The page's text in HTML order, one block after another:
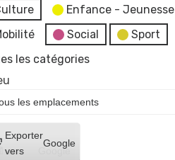
Enfance - Jeunesse
Social Sport
les catégories
Créer
un
Google
Exporter
vers
Google